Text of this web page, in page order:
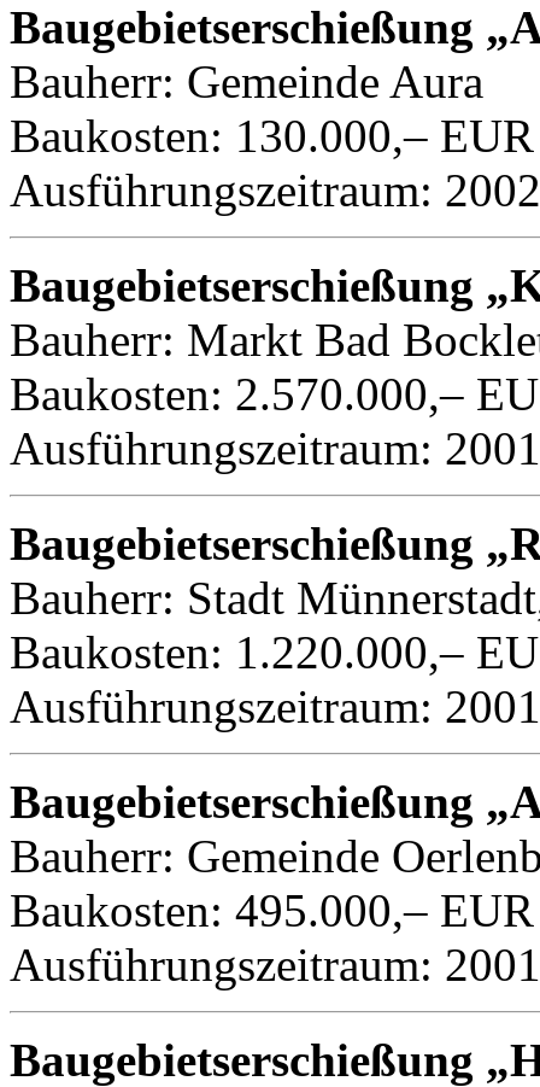
Baugebietserschießung
Bauherr: Gemeinde Aura
Baukosten: 130.000,– EUR
Ausführungszeitraum: 2002
Baugebietserschießung
Bauherr: Markt Bad
Baukosten: 2.570.000,–
Ausführungszeitraum: 2001
Baugebietserschießung
Bauherr: Stadt
Baukosten: 1.220.000,–
Ausführungszeitraum: 2001
Baugebietserschießung
Bauherr: Gemeinde
Baukosten: 495.000,– EUR
Ausführungszeitraum: 2001
Baugebietserschießung